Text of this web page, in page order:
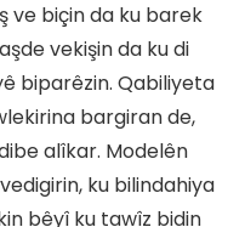
ve biçin da ku barek
vekişin da ku di
biparêzin. Qabiliyeta
bargiran de,
alîkar. Modelên
ku bilindahiya
bêyî ku tawîz bidin